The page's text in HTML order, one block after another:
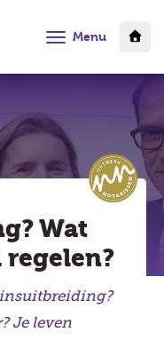
Menu
Wat
Je leven